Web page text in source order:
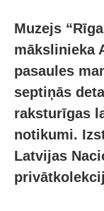
Muzejs
mākslinieka
pasaules
septiņās
raksturīgas
notikumi.
Latvijas